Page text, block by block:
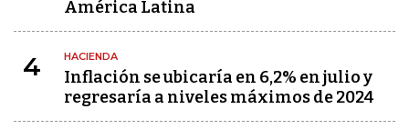
América Latina
4 HACIENDA
Inflación se ubicaría en 6,2% en julio y
regresaría a niveles máximos de 2024